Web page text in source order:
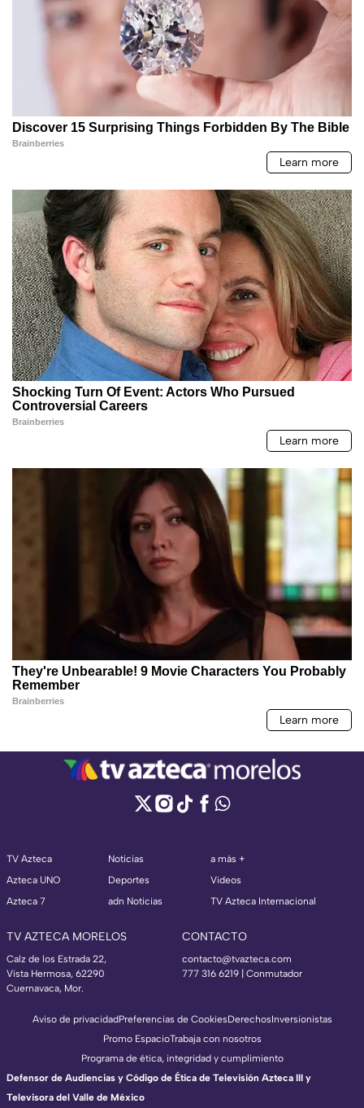
TV Azteca
Azteca UNO
Azteca 7
Noticias
Deportes
adn Noticias
a más +
Videos
TV Azteca Internacional
TV AZTECA MORELOS
Calz de los Estrada 22,
Vista Hermosa, 62290
Cuernavaca, Mor.
CONTACTO
contacto@tvazteca.com
777 316 6219 | Conmutador
Aviso de privacidadPreferencias de CookiesDerechosInversionistas
Promo EspacioTrabaja con nosotros
Programa de ética, integridad y cumplimiento
Defensor de Audiencias y Código de Ética de Televisión Azteca III y
Televisora del Valle de México